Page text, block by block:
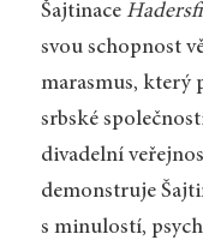
Šajtinace
svou schopnost
marasmus, který
srbské
divadelní
demonstruje
s minulostí,